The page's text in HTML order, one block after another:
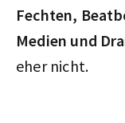
Fechten,
Medien und
eher nicht.